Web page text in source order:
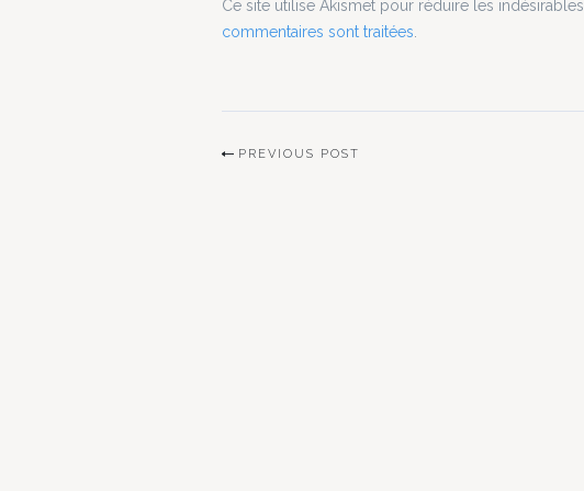
Ce site utilise Akismet pour réduire les indésirables.
commentaires sont traitées
PREVIOUS POST